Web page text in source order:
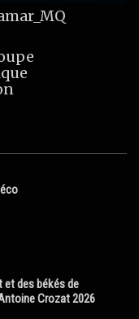
et des békés de
Crozat 2026